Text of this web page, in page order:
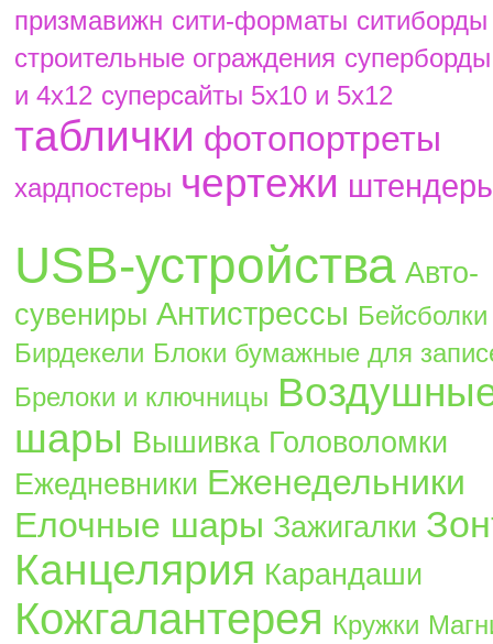
призмавижн сити-форматы ситиборды
строительные ограждения
и 4х12 суперсайты 5х10 и 5х12
таблички фотопортреты
хардпостеры чертежи
USB-устройства Авто-
сувениры Антистрессы Бейсболки
Бирдекели Блоки бумажные для
Брелоки и ключницы
шары Вышивка Головоломки
Ежедневники Еженедельники
Елочные шары Зажигалки
Канцелярия Карандаши
Кожгалантерея Кружки